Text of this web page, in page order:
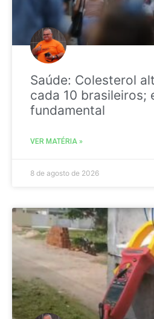
Saúde: Colesterol
cada 10 brasileiros;
fundamental
VER MATÉRIA »
8 de agosto de 2026